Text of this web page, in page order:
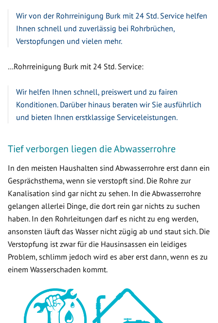
Wir von der Rohrreinigung Burk mit 24 Std. Service helfen
Ihnen schnell und zuverlässig bei Rohrbrüchen,
Verstopfungen und vielen mehr.
…Rohrreinigung Burk mit 24 Std. Service:
Wir helfen Ihnen schnell, preiswert und zu fairen
Konditionen. Darüber hinaus beraten wir Sie ausführlich
und bieten Ihnen erstklassige Serviceleistungen.
Tief verborgen liegen die Abwasserrohre
In den meisten Haushalten sind Abwasserrohre erst dann ein
Gesprächsthema, wenn sie verstopft sind. Die Rohre zur
Kanalisation sind gar nicht zu sehen. In die Abwasserrohre
gelangen allerlei Dinge, die dort rein gar nichts zu suchen
haben. In den Rohrleitungen darf es nicht zu eng werden,
ansonsten läuft das Wasser nicht zügig ab und staut sich. Die
Verstopfung ist zwar für die Hausinsassen ein leidiges
Problem, schlimm jedoch wird es aber erst dann, wenn es zu
einem Wasserschaden kommt.